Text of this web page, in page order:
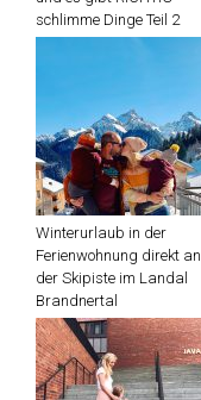
schlimme Dinge Teil 2
Winterurlaub in der
Ferienwohnung direkt an
der Skipiste im Landal
Brandnertal